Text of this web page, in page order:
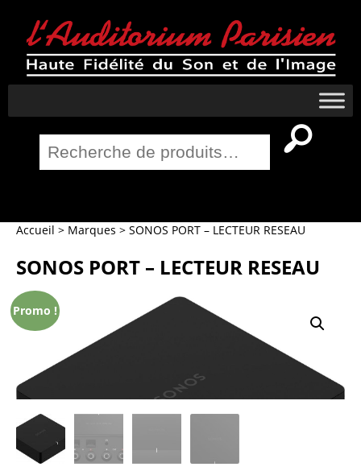
pour :
Accueil > Marques > SONOS PORT – LECTEUR RESEAU
SONOS PORT – LECTEUR RESEAU
Promo !